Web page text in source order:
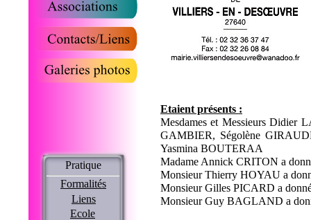
Etaient présents :
Mesdames et Messieurs
GAMBIER, Ségolène
Yasmina BOUTERAA
Madame Annick CRITON a
Monsieur Thierry HOYAU a
Monsieur Gilles PICARD a
Monsieur Guy BAGLAND a
Pratique
Formalités
Liens
Ecole